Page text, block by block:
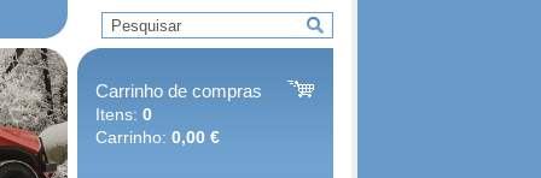
Carrinho de compras
Itens: 0
Carrinho: 0,00 €